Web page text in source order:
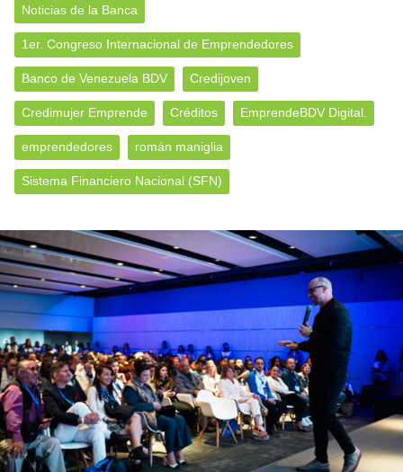
Noticias de la Banca
1er. Congreso Internacional de Emprendedores
Banco de Venezuela BDV Credijoven
Credimujer Emprende Créditos EmprendeBDV Digital.
emprendedores román maniglia
Sistema Financiero Nacional (SFN)